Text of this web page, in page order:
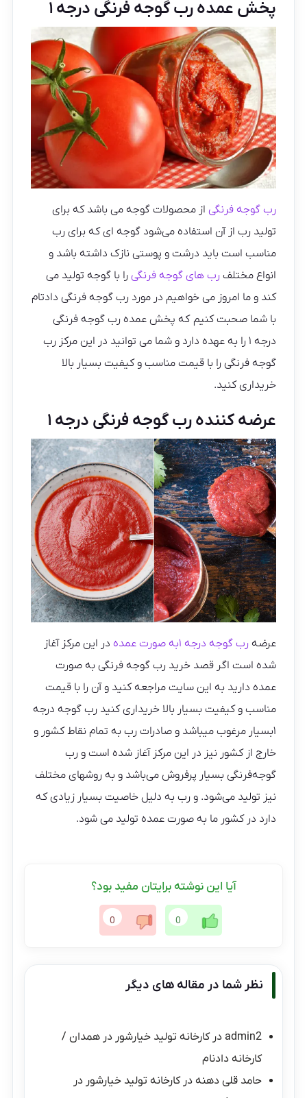
پخش عمده رب گوجه فرنگی درجه ۱
رب گوجه فرنگی از محصولات گوجه می باشد که برای
تولید رب از آن استفاده می‌شود گوجه ای که برای رب
مناسب است باید درشت و پوستی نازک داشته باشد و
انواع مختلف رب های گوجه فرنگی را با گوجه تولید می
کند و ما امروز می خواهیم در مورد رب گوجه فرنگی دادتام
با شما صحبت کنیم که پخش عمده رب گوجه فرنگی
درجه ۱ را به عهده دارد و شما می توانید در این مرکز رب
گوجه فرنگی را با قیمت مناسب و کیفیت بسیار بالا
خریداری کنید.
عرضه کننده رب گوجه فرنگی درجه ۱
عرضه رب گوجه درجه ۱به صورت عمده
در این مرکز آغاز
شده است اگر قصد خرید رب گوجه فرنگی به صورت
عمده دارید به این سایت مراجعه کنید و آن را با قیمت
مناسب و کیفیت بسیار بالا خریداری کنید رب گوجه درجه
۱بسیار مرغوب میباشد و صادرات رب به تمام نقاط کشور و
خارج از کشور نیز در این مرکز آغاز شده است و رب
گوجه‌فرنگی بسیار پرفروش می‌باشد و به روشهای مختلف
نیز تولید می‌شود. و رب به دلیل خاصیت بسیار زیادی که
دارد در کشور ما به صورت عمده تولید می شود.
آیا این نوشته برایتان مفید بود؟
0
0
نظر شما در مقاله های دیگر
admin2 درکارخانه تولید خیارشور در همدان /
کارخانه دادنام
حامد قلی دهنه درکارخانه تولید خیارشور در